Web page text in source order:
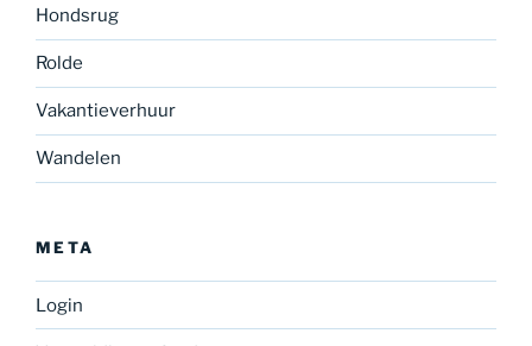
Hondsrug
Rolde
Vakantieverhuur
Wandelen
META
Login